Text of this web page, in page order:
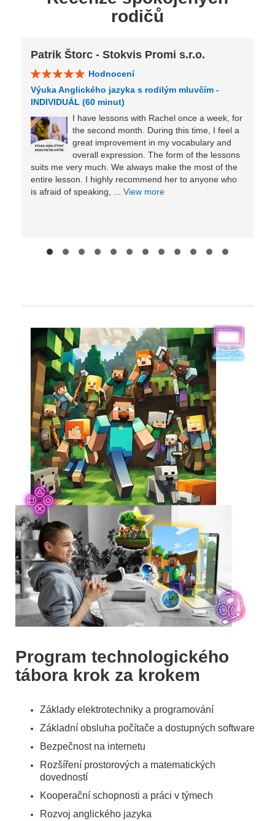
rodičů
Patrik Štorc - Stokvis Promi s.r.o.
Hodnocení
Výuka Anglického jazyka s rodilým mluvčím -
INDIVIDUÁL (60 minut)
I have lessons with Rachel once a week, for
the second month. During this time, I feel a
great improvement in my vocabulary and
overall expression. The form of the lessons
suits me very much. We always make the most of the
entire lesson. I highly recommend her to anyone who
is afraid of speaking, ... View more
Program technologického
tábora krok za krokem
Základy elektrotechniky a programování
Základní obsluha počítače a dostupných software
Bezpečnost na internetu
Rozšíření prostorových a matematických
dovedností
Kooperační schopnosti a práci v týmech
Rozvoj anglického jazyka